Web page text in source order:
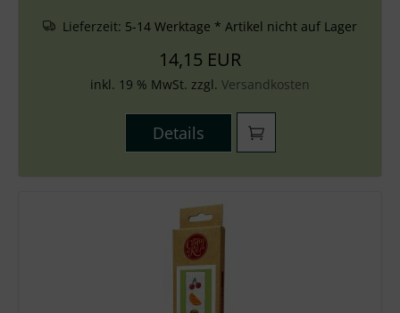
Lieferzeit: 5-14 Werktage * Artikel nicht auf Lager
14,15 EUR
inkl. 19 % MwSt. zzgl. Versandkosten
Details